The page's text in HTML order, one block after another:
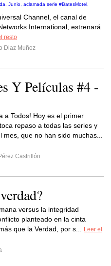
Channel, el canal de
International, estrenará
resto
Diaz Muñoz
Y Películas #4 -
a Todos! Hoy es el primer
repaso a todas las series y
que no han sido muchas...
Castrillón
versus la integridad
planteado en la cinta
que la Verdad, por s...
Leer el